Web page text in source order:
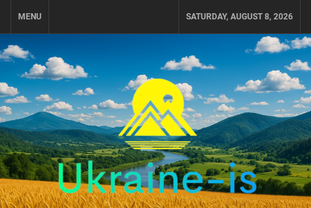
MENU SATURDAY, AUGUST 8, 2026